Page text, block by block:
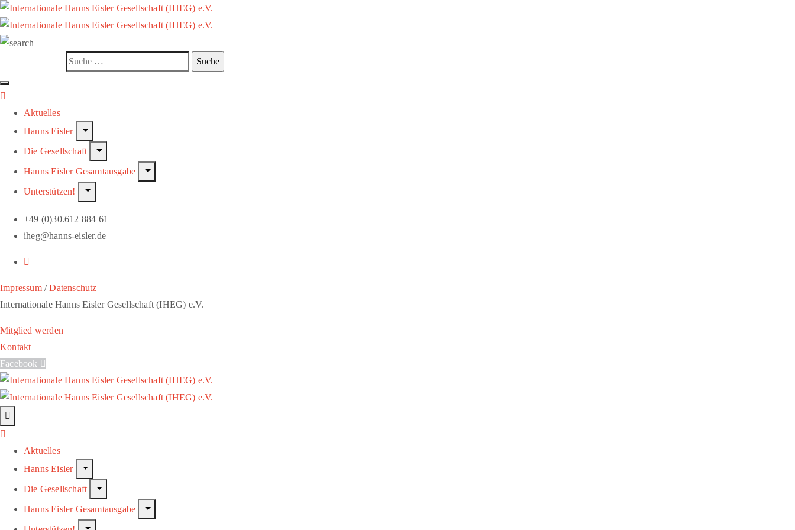
Aktuelles
Hanns Eisler
Die Gesellschaft
Hanns Eisler Gesamtausgabe
Unterstützen!
+49 (0)30.612 884 61
iheg@hanns-eisler.de
Impressum/Datenschutz
Internationale Hanns Eisler Gesellschaft (IHEG) e.V.
Mitglied werden
Kontakt
Facebook
Aktuelles
Hanns Eisler
Die Gesellschaft
Hanns Eisler Gesamtausgabe